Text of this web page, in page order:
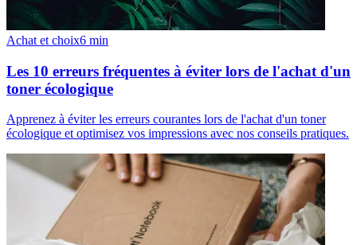
Achat et choix6 min
Les 10 erreurs fréquentes à éviter lors de l'achat d'un
toner écologique
Apprenez à éviter les erreurs courantes lors de l'achat d'un toner
écologique et optimisez vos impressions avec nos conseils pratiques.